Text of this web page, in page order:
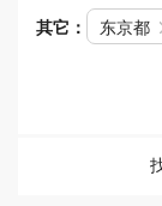
其它： 东京都